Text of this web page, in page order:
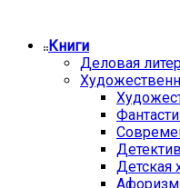
Книги
Деловая
Детектив
Детская